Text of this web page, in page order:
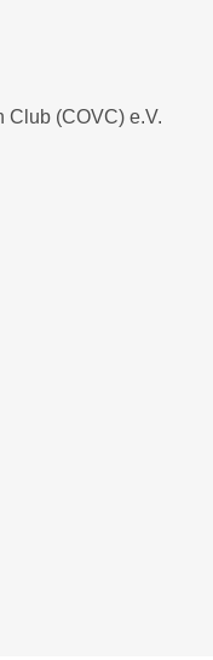
Club (COVC) e.V.